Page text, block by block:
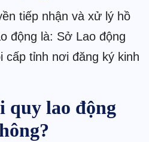
tiếp nhận và xử lý hồ
động là: Sở Lao động
cấp tỉnh nơi đăng ký kinh
quy lao động